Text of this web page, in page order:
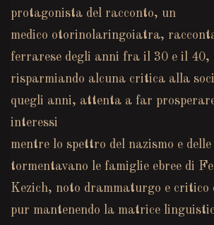
protagonista del racconto, un
medico otorinolaringoiatra,
ferrarese degli anni fra il 30 e il 40,
risparmiando alcuna critica alla
quegli anni, attenta a far
interessi
mentre lo spettro del nazismo e
tormentavano le famiglie ebree di
Kezich, noto drammaturgo e critico
pur mantenendo la matrice